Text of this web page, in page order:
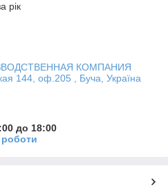
рік
КОМПАНИЯ
144, оф.205 , Буча, Україна
до 18:00
роботи